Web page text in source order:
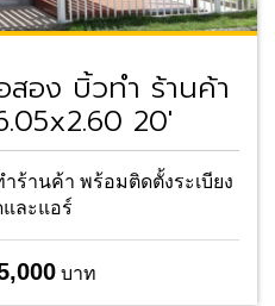
อง บิ้วทำ ร้านค้า
20'
ร้านค้า พร้อมติดตั้งระเบียง
ละแอร์
บาท